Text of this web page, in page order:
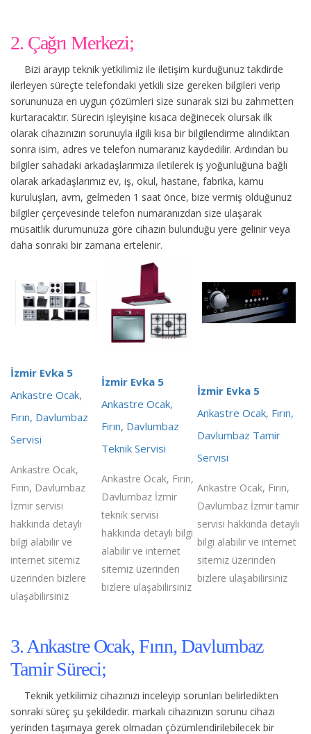
2. Çağrı Merkezi;
Bizi arayıp teknik yetkilimiz ile iletişim kurduğunuz takdirde
ilerleyen süreçte telefondaki yetkili size gereken bilgileri verip
sorununuza en uygun çözümleri size sunarak sizi bu zahmetten
kurtaracaktır. Sürecin işleyişine kısaca değinecek olursak ilk
olarak cihazınızın sorunuyla ilgili kısa bir bilgilendirme alındıktan
sonra isim, adres ve telefon numaranız kaydedilir. Ardından bu
bilgiler sahadaki arkadaşlarımıza iletilerek iş yoğunluğuna bağlı
olarak arkadaşlarımız ev, iş, okul, hastane, fabrika, kamu
kuruluşları, avm, gelmeden 1 saat önce, bize vermiş olduğunuz
bilgiler çerçevesinde telefon numaranızdan size ulaşarak
müsaitlik durumunuza göre cihazın bulunduğu yere gelinir veya
daha sonraki bir zamana ertelenir.
İzmir Evka 5
Ankastre Ocak,
Fırın, Davlumbaz
Servisi
Ankastre Ocak,
Fırın, Davlumbaz
İzmir servisi
hakkında detaylı
bilgi alabilir ve
internet sitemiz
üzerinden bizlere
ulaşabilirsiniz
İzmir Evka 5
Ankastre Ocak,
Fırın, Davlumbaz
Teknik Servisi
Ankastre Ocak, Fırın,
Davlumbaz İzmir
teknik servisi
hakkında detaylı bilgi
alabilir ve internet
sitemiz üzerinden
bizlere ulaşabilirsiniz
İzmir Evka 5
Ankastre Ocak, Fırın,
Davlumbaz Tamir
Servisi
Ankastre Ocak, Fırın,
Davlumbaz İzmir tamir
servisi hakkında detaylı
bilgi alabilir ve internet
sitemiz üzerinden
bizlere ulaşabilirsiniz
3. Ankastre Ocak, Fırın, Davlumbaz
Tamir Süreci;
Teknik yetkilimiz cihazınızı inceleyip sorunları belirledikten
sonraki süreç şu şekildedir. markalı cihazınızın sorunu cihazı
yerinden taşımaya gerek olmadan çözümlendirilebilecek bir